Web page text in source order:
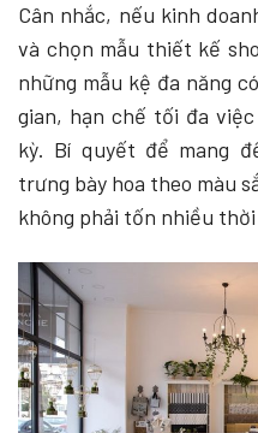
Cân nhắc, nếu kinh
và chọn mẫu thiết kế
những mẫu kệ đa năng
gian, hạn chế tối đa
kỳ. Bí quyết để mang
trưng bày hoa theo màu
không phải tốn nhiều thời